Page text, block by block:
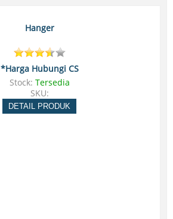
Hanger
*Harga Hubungi CS
Stock: Tersedia
SKU:
DETAIL PRODUK